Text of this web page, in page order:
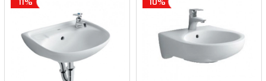
11% 10%